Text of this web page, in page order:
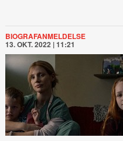
BIOGRAFANMELDELSE
13. OKT. 2022 | 11:21